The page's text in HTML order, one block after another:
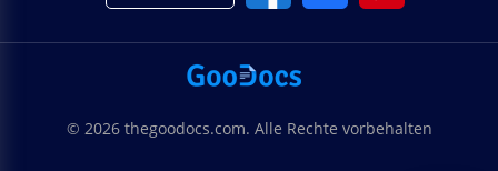
© 2026 thegoodocs.com. Alle Rechte vorbehalten